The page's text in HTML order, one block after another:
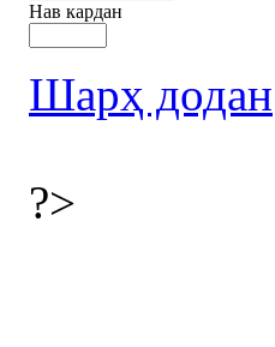
Нав кардан
Шарҳ додан
?>